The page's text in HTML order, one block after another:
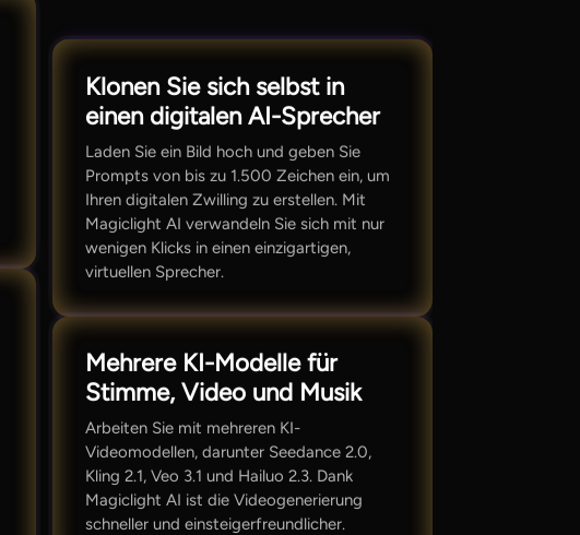
Klonen Sie sich selbst in
einen digitalen AI-Sprecher
Laden Sie ein Bild hoch und geben Sie
Prompts von bis zu 1.500 Zeichen ein, um
Ihren digitalen Zwilling zu erstellen. Mit
Magiclight AI verwandeln Sie sich mit nur
wenigen Klicks in einen einzigartigen,
virtuellen Sprecher.
Mehrere KI-Modelle für
Stimme, Video und Musik
Arbeiten Sie mit mehreren KI-
Videomodellen, darunter Seedance 2.0,
Kling 2.1, Veo 3.1 und Hailuo 2.3. Dank
Magiclight AI ist die Videogenerierung
schneller und einsteigerfreundlicher.